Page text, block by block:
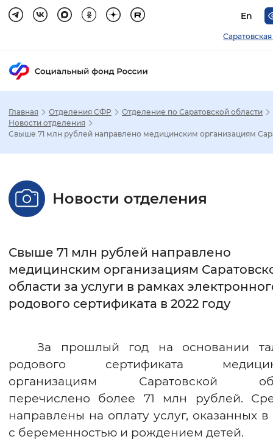
En
Настройка режима отображения
Стандартный Увеличенный
С засечками
Интервал между буквами
Цвет сайта
Инверсивный
Синий фон
Изображения
Главная Отделения СФР
Отделение по Саратовской области
Новости отделения
Свыше 71 млн рублей направлено медицинским организациям
Новости отделения
Свыше 71 млн рублей направлено
медицинским организациям
области за услуги в рамках
родового сертификата в 2022 году
За прошлый год на основании
родового сертификата
организациям Саратовской
перечислено более 71 млн рублей.
направлены на оплату услуг, оказанных в
с беременностью и рождением детей.